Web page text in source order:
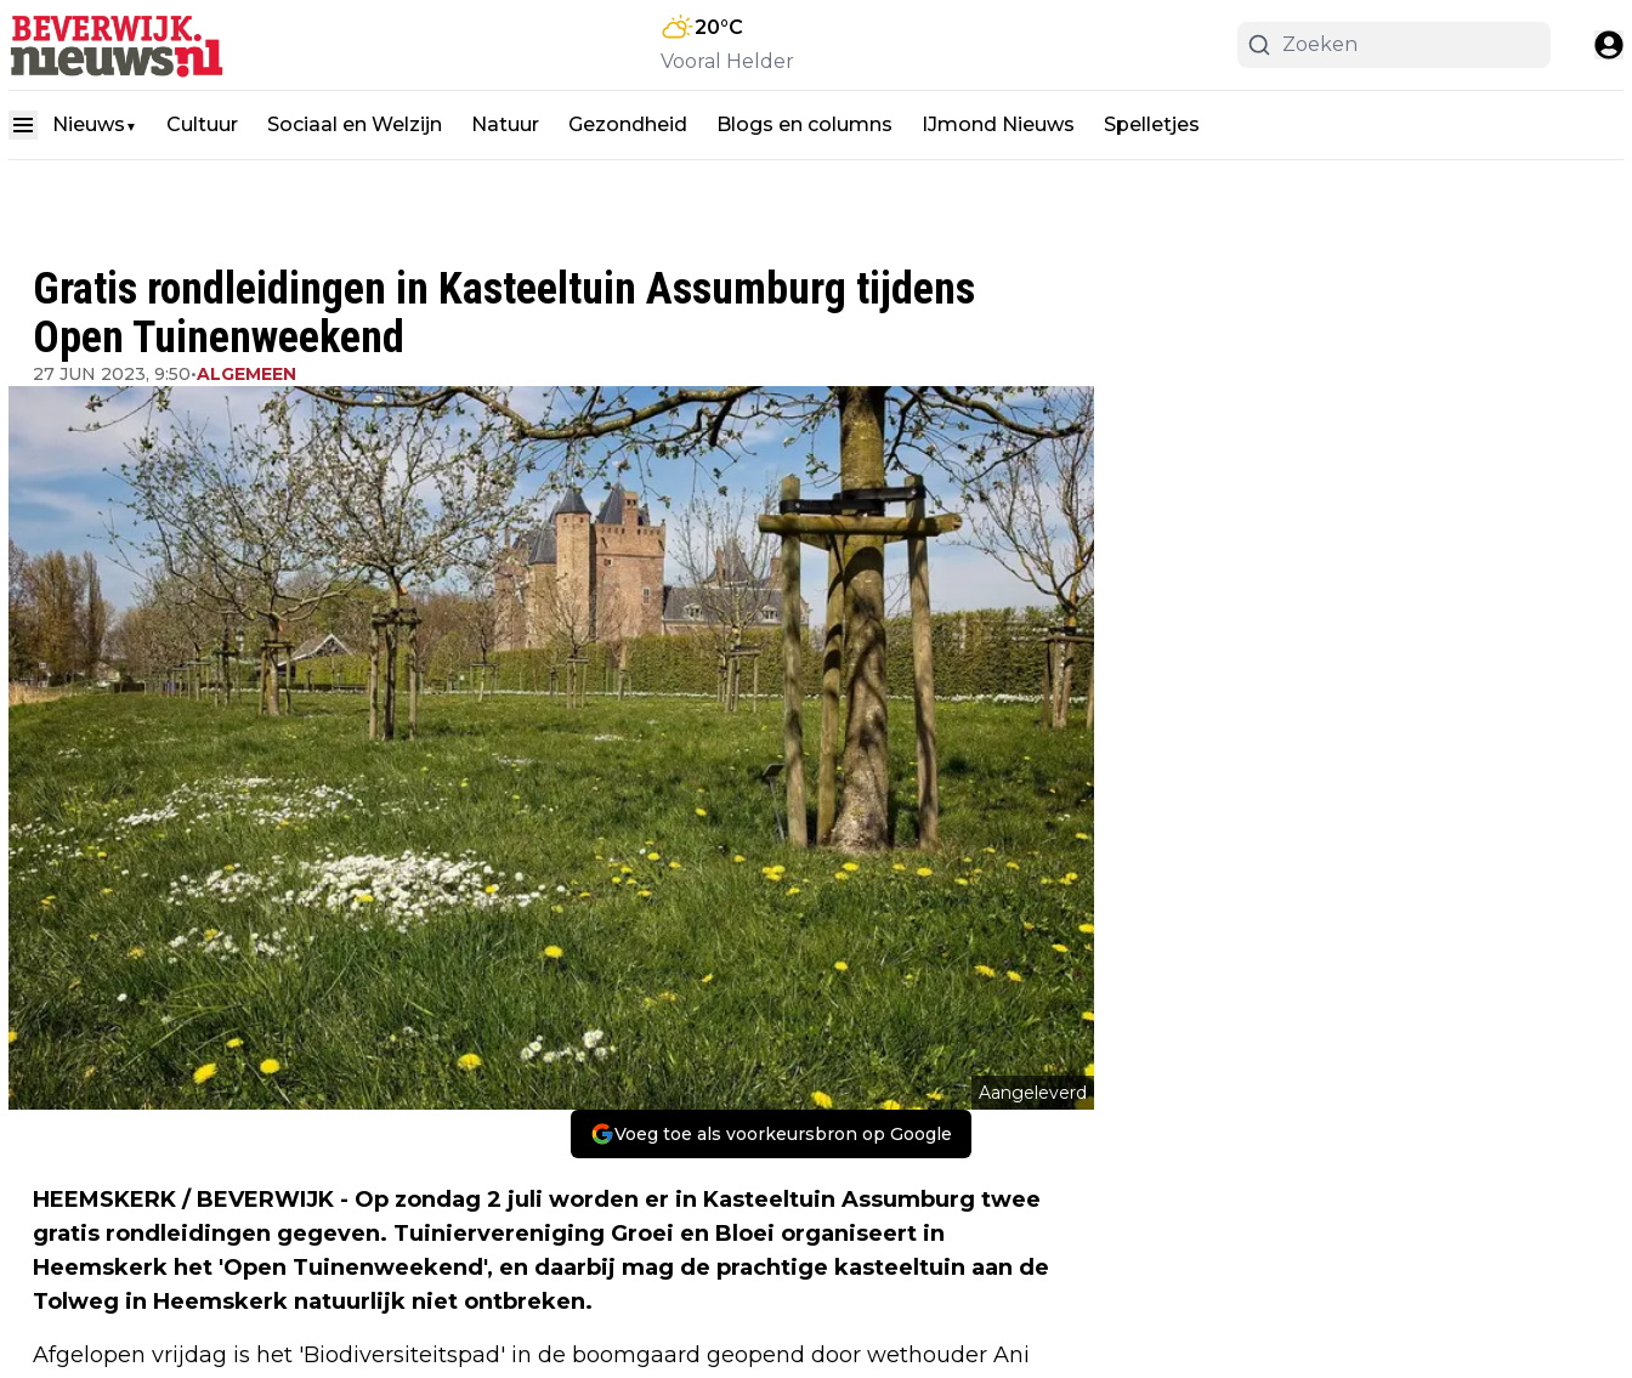
20°C
Vooral Helder
Nieuws ▼ Cultuur Sociaal en Welzijn Natuur Gezondheid Blogs en columns IJmond Nieuws Spelletjes
Gratis rondleidingen in Kasteeltuin Assumburg tijdens
Open Tuinenweekend
27 JUN 2023, 9:50•ALGEMEEN
Aangeleverd
Voeg toe als voorkeursbron op Google
HEEMSKERK / BEVERWIJK - Op zondag 2 juli worden er in Kasteeltuin Assumburg twee
gratis rondleidingen gegeven. Tuiniervereniging Groei en Bloei organiseert in
Heemskerk het 'Open Tuinenweekend', en daarbij mag de prachtige kasteeltuin aan de
Tolweg in Heemskerk natuurlijk niet ontbreken.
Afgelopen vrijdag is het 'Biodiversiteitspad' in de boomgaard geopend door wethouder Ani